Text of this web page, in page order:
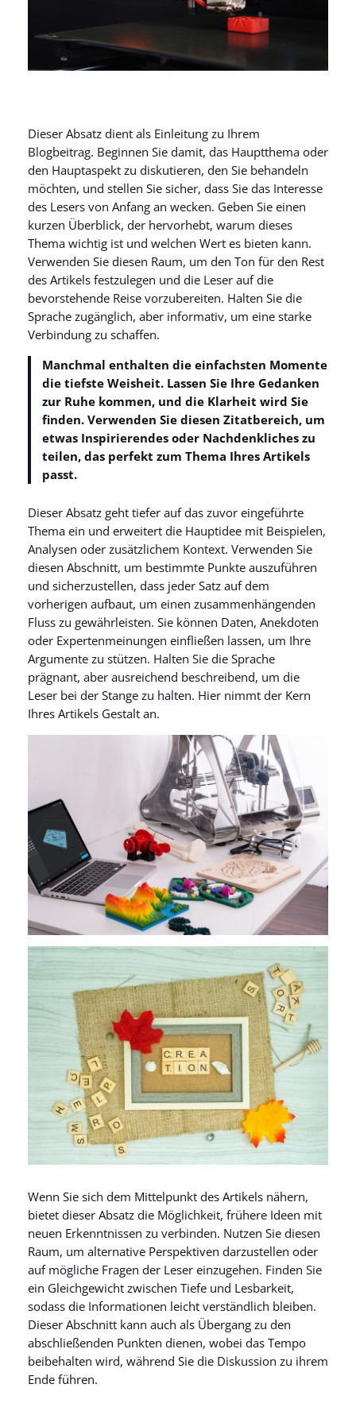
Dieser Absatz dient als Einleitung zu Ihrem
Blogbeitrag. Beginnen Sie damit, das Hauptthema oder
den Hauptaspekt zu diskutieren, den Sie behandeln
möchten, und stellen Sie sicher, dass Sie das Interesse
des Lesers von Anfang an wecken. Geben Sie einen
kurzen Überblick, der hervorhebt, warum dieses
Thema wichtig ist und welchen Wert es bieten kann.
Verwenden Sie diesen Raum, um den Ton für den Rest
des Artikels festzulegen und die Leser auf die
bevorstehende Reise vorzubereiten. Halten Sie die
Sprache zugänglich, aber informativ, um eine starke
Verbindung zu schaffen.
Manchmal enthalten die einfachsten Momente
die tiefste Weisheit. Lassen Sie Ihre Gedanken
zur Ruhe kommen, und die Klarheit wird Sie
finden. Verwenden Sie diesen Zitatbereich, um
etwas Inspirierendes oder Nachdenkliches zu
teilen, das perfekt zum Thema Ihres Artikels
passt.
Dieser Absatz geht tiefer auf das zuvor eingeführte
Thema ein und erweitert die Hauptidee mit Beispielen,
Analysen oder zusätzlichem Kontext. Verwenden Sie
diesen Abschnitt, um bestimmte Punkte auszuführen
und sicherzustellen, dass jeder Satz auf dem
vorherigen aufbaut, um einen zusammenhängenden
Fluss zu gewährleisten. Sie können Daten, Anekdoten
oder Expertenmeinungen einfließen lassen, um Ihre
Argumente zu stützen. Halten Sie die Sprache
prägnant, aber ausreichend beschreibend, um die
Leser bei der Stange zu halten. Hier nimmt der Kern
Ihres Artikels Gestalt an.
Wenn Sie sich dem Mittelpunkt des Artikels nähern,
bietet dieser Absatz die Möglichkeit, frühere Ideen mit
neuen Erkenntnissen zu verbinden. Nutzen Sie diesen
Raum, um alternative Perspektiven darzustellen oder
auf mögliche Fragen der Leser einzugehen. Finden Sie
ein Gleichgewicht zwischen Tiefe und Lesbarkeit,
sodass die Informationen leicht verständlich bleiben.
Dieser Abschnitt kann auch als Übergang zu den
abschließenden Punkten dienen, wobei das Tempo
beibehalten wird, während Sie die Diskussion zu ihrem
Ende führen.